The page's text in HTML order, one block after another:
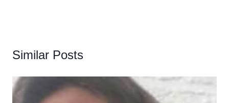
Similar Posts